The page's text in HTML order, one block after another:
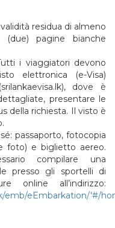
residua di almeno
pagine bianche
i viaggiatori devono
elettronica (e-Visa)
dove è
presentare le
della richiesta. Il visto è
passaporto, fotocopia
foto) e biglietto aereo.
compilare una
presso gli sportelli di
online all’indirizzo:
emb/eEmbarkation/'#/